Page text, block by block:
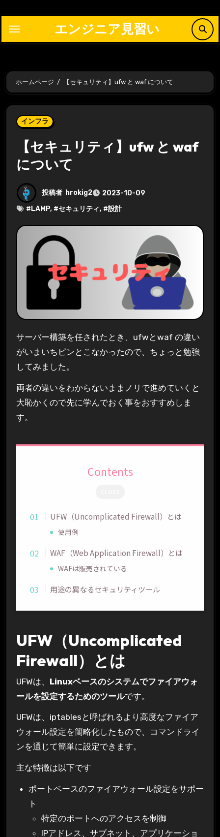
ッ
プ
エンジニア見習い
ホームページ 【セキュリティ】ufw と waf について
インフラ
【セキュリティ】ufw と waf
について
投稿者 hrokig2
2023-10-09
# LAMP, #セキュリティ, #設計
サーバー構築を任されたとき、ufwとwaf の違い
がいまいちピンとこなかったので、ちょっと勉強
してみました。
両者の違いをわからないままノリで進めていくと
大恥かくので先に学んでおく事をおすすめしま
す。
Contents
UFW（Uncomplicated Firewall）とは
使用例
WAF（Web Application Firewall）とは
WAFは販売されている
用途の異なるセキュリティツール
UFW（Uncomplicated
Firewall）とは
UFWは、 Linuxベースのシステムでファイアウォ
ールを設定するためのツールです。
UFWは、iptablesと呼ばれるより高度なファイア
ウォール設定を簡略化したもので、コマンドライ
ンを通じて簡単に設定できます。
主な特徴は以下です
ポートベースのファイアウォール設定をサポー
ト
特定のポートへのアクセスを制御
IPアドレス、サブネット、アプリケーショ